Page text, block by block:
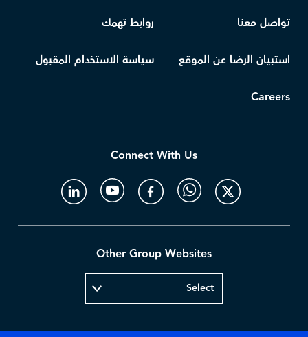
تواصل معنا روابط تهمك
استبيان الرضا عن الموقع سياسة الاستخدام المقبول
Careers
Connect With Us
Other Group Websites